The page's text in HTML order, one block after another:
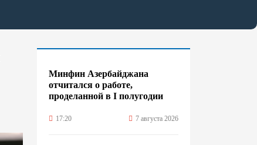
Минфин Азербайджана
отчитался о работе,
проделанной в I полугодии
17:20 7 августа 2026